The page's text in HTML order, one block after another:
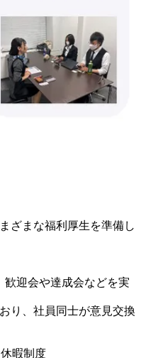
ざまな福利厚生を準備し
迎会や達成会などを実
り、社員同士が意見交換
暇制度